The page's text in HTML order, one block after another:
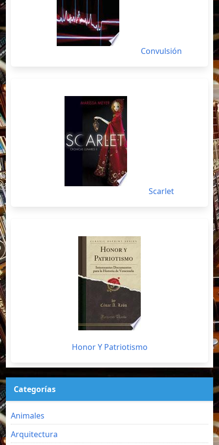
Convulsión
Scarlet
Honor Y Patriotismo
Categorías
Animales
Arquitectura